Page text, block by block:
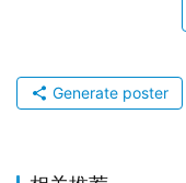
Generate poster